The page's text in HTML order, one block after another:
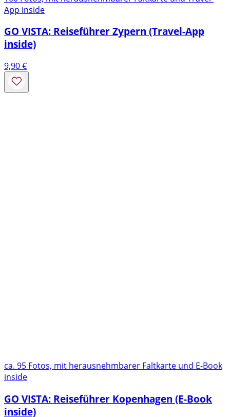
App inside
GO VISTA: Reiseführer Zypern (Travel-App
inside)
9,90€
ca. 95 Fotos, mit herausnehmbarer Faltkarte und E-Book
inside
GO VISTA: Reiseführer Kopenhagen (E-Book
inside)